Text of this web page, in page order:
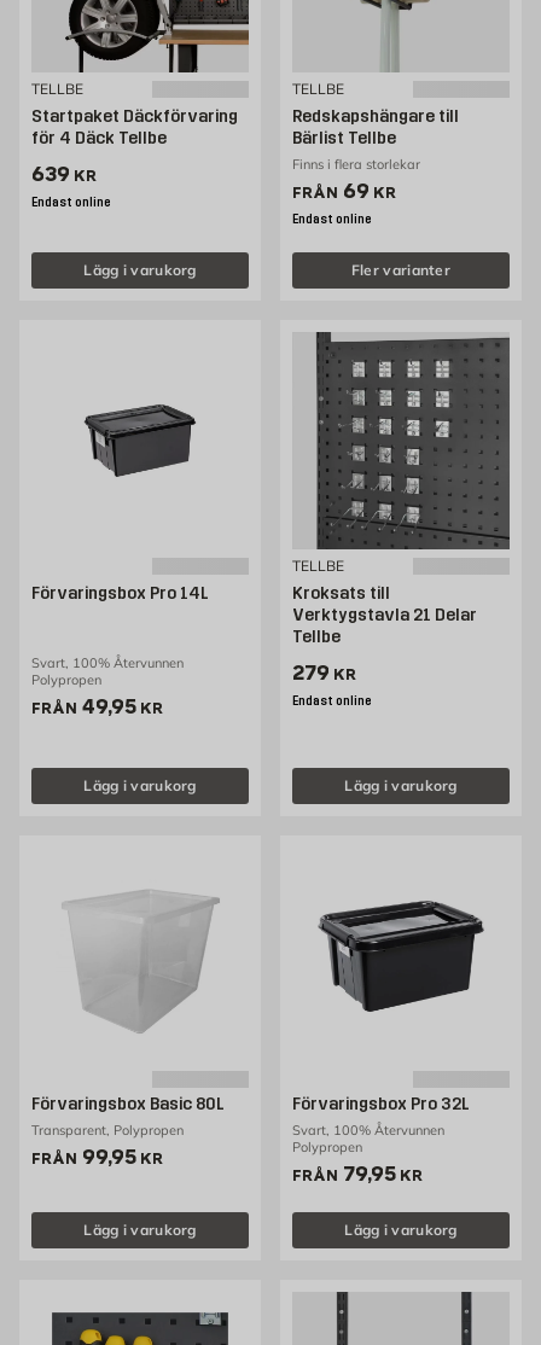
TELLBE
Startpaket Däckförvaring
för 4 Däck Tellbe
Pris 639 kr
639 KR
Endast online
Lägg i varukorg
TELLBE
Redskapshängare till
Bärlist Tellbe
Finns i flera storlekar
FRÅN Pris 69 kr
69 KR
Endast online
Fler varianter
Förvaringsbox Pro 14L
Svart, 100% Återvunnen
Polypropen
FRÅN Pris 49.95 kr
49,95 KR
Lägg i varukorg
TELLBE
Kroksats till
Verktygstavla 21 Delar
Tellbe
Pris 279 kr
279 KR
Endast online
Lägg i varukorg
Förvaringsbox Basic 80L
Transparent, Polypropen
FRÅN Pris 99.95 kr
99,95 KR
Lägg i varukorg
Förvaringsbox Pro 32L
Svart, 100% Återvunnen
Polypropen
FRÅN Pris 79.95 kr
79,95 KR
Lägg i varukorg